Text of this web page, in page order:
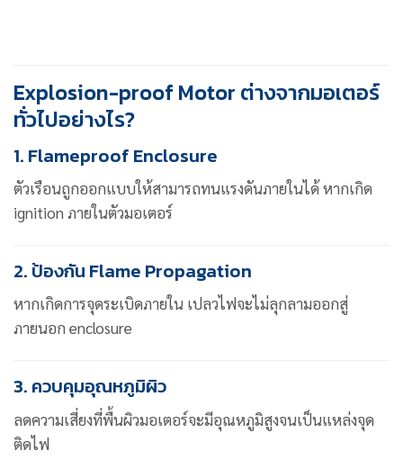
Explosion-proof Motor ต่างจากมอเตอร์
ทั่วไปอย่างไร?
1. Flameproof Enclosure
ตัวเรือนถูกออกแบบให้สามารถทนแรงดันภายในได้ หากเกิด
ignition ภายในตัวมอเตอร์
2. ป้องกัน Flame Propagation
หากเกิดการจุดระเบิดภายใน เปลวไฟจะไม่ลุกลามออกสู่
ภายนอก enclosure
3. ควบคุมอุณหภูมิผิว
ลดความเสี่ยงที่พื้นผิวมอเตอร์จะมีอุณหภูมิสูงจนเป็นแหล่งจุด
ติดไฟ